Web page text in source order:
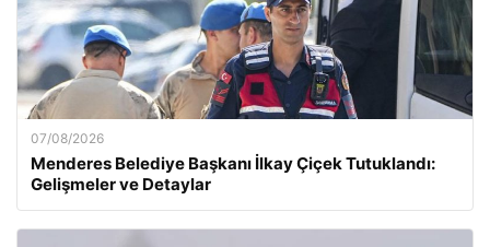
07/08/2026
Menderes Belediye Başkanı İlkay Çiçek Tutuklandı:
Gelişmeler ve Detaylar